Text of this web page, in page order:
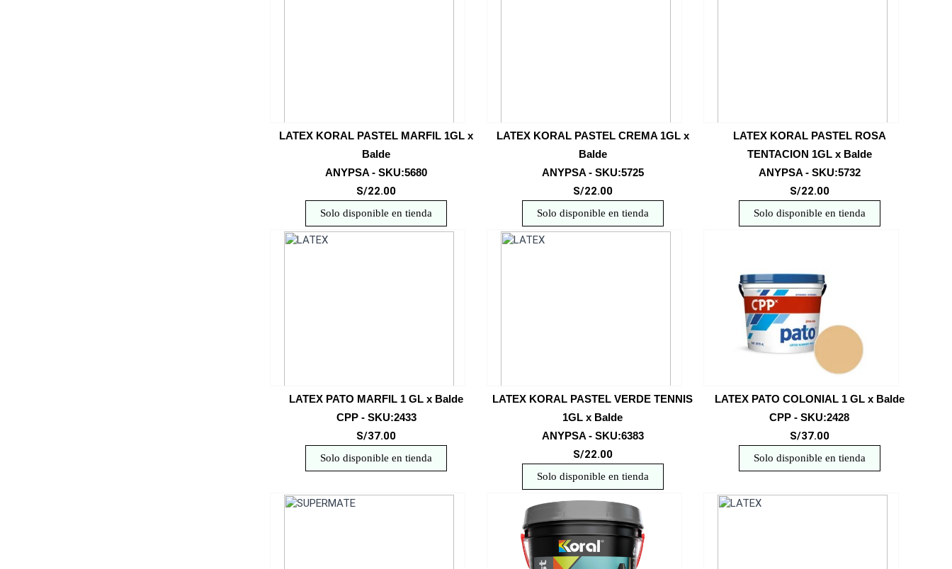
LATEX KORAL PASTEL MARFIL 1GL x
Balde
ANYPSA - SKU:5680
S/22.00
Solo disponible en tienda
LATEX KORAL PASTEL CREMA 1GL x
Balde
ANYPSA - SKU:5725
S/22.00
Solo disponible en tienda
LATEX KORAL PASTEL ROSA
TENTACION 1GL x Balde
ANYPSA - SKU:5732
S/22.00
Solo disponible en tienda
LATEX PATO MARFIL 1 GL x Balde
CPP - SKU:2433
S/37.00
Solo disponible en tienda
LATEX KORAL PASTEL VERDE TENNIS
1GL x Balde
ANYPSA - SKU:6383
S/22.00
Solo disponible en tienda
LATEX PATO COLONIAL 1 GL x Balde
CPP - SKU:2428
S/37.00
Solo disponible en tienda